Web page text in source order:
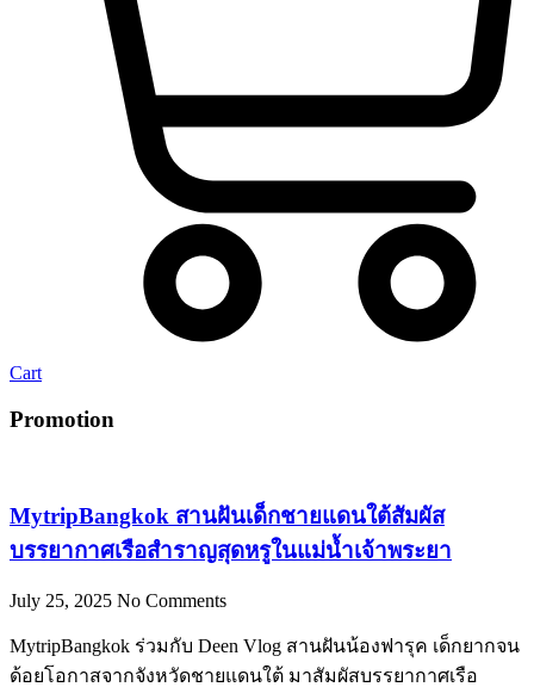
Cart
Promotion
MytripBangkok สานฝันเด็กชายแดนใต้สัมผัส
บรรยากาศเรือสำราญสุดหรูในแม่น้ำเจ้าพระยา
July 25, 2025 No Comments
MytripBangkok ร่วมกับ Deen Vlog สานฝันน้องฟารุค เด็กยากจน
ด้อยโอกาสจากจังหวัดชายแดนใต้ มาสัมผัสบรรยากาศเรือ